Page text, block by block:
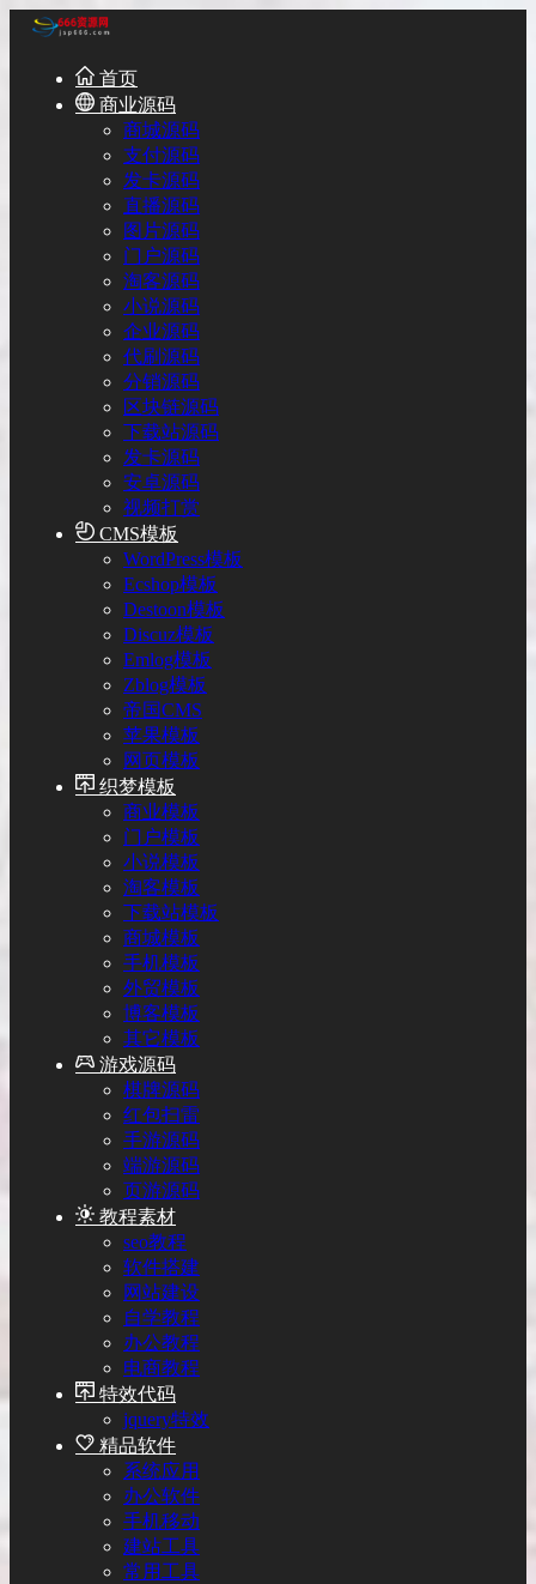
首页
商业源码
商城源码
支付源码
发卡源码
直播源码
图片源码
门户源码
淘客源码
小说源码
企业源码
代刷源码
分销源码
区块链源码
下载站源码
发卡源码
安卓源码
视频打赏
CMS模板
WordPress模板
Ecshop模板
Destoon模板
Discuz模板
Emlog模板
Zblog模板
帝国CMS
苹果模板
网页模板
织梦模板
商业模板
门户模板
小说模板
淘客模板
下载站模板
商城模板
手机模板
外贸模板
博客模板
其它模板
游戏源码
棋牌源码
红包扫雷
手游源码
端游源码
页游源码
教程素材
seo教程
软件搭建
网站建设
自学教程
办公教程
电商教程
特效代码
jquery特效
精品软件
系统应用
办公软件
手机移动
建站工具
常用工具